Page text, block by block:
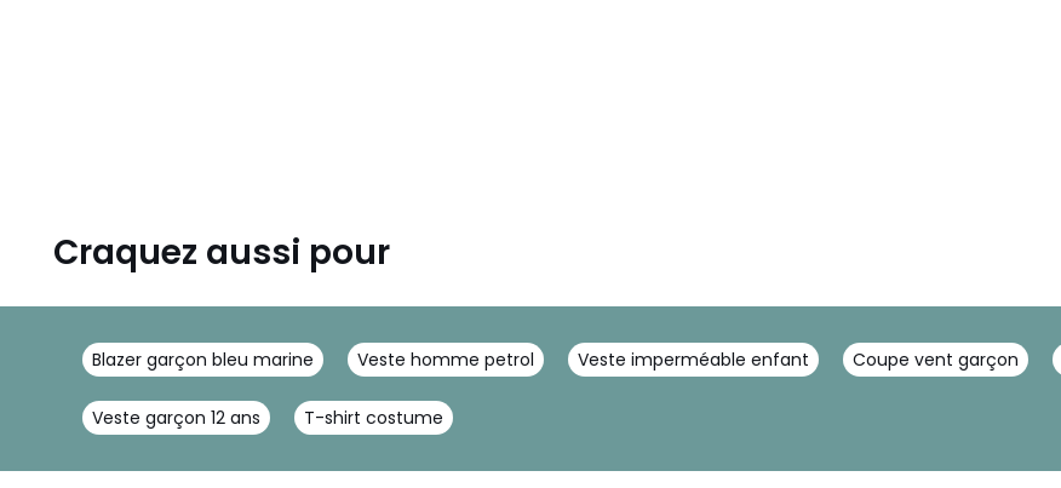
Craquez aussi pour
Blazer garçon bleu marine Veste homme petrol Veste imperméable enfant Coupe vent garçon
Veste garçon 12 ans T-shirt costume